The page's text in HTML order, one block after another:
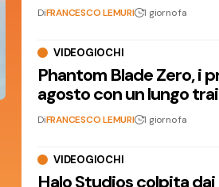
DiFRANCESCO LEMURI 1 giorno fa
VIDEOGIOCHI
Phantom Blade Zero, i
agosto con un lungo
DiFRANCESCO LEMURI 1 giorno fa
VIDEOGIOCHI
Halo Studios colpita